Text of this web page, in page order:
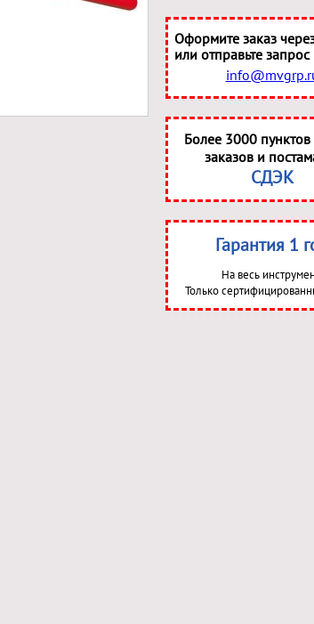
Оформите заказ
или отправьте
Более 3000
заказов и
СДЭК
Гарантия 1
На весь
Только